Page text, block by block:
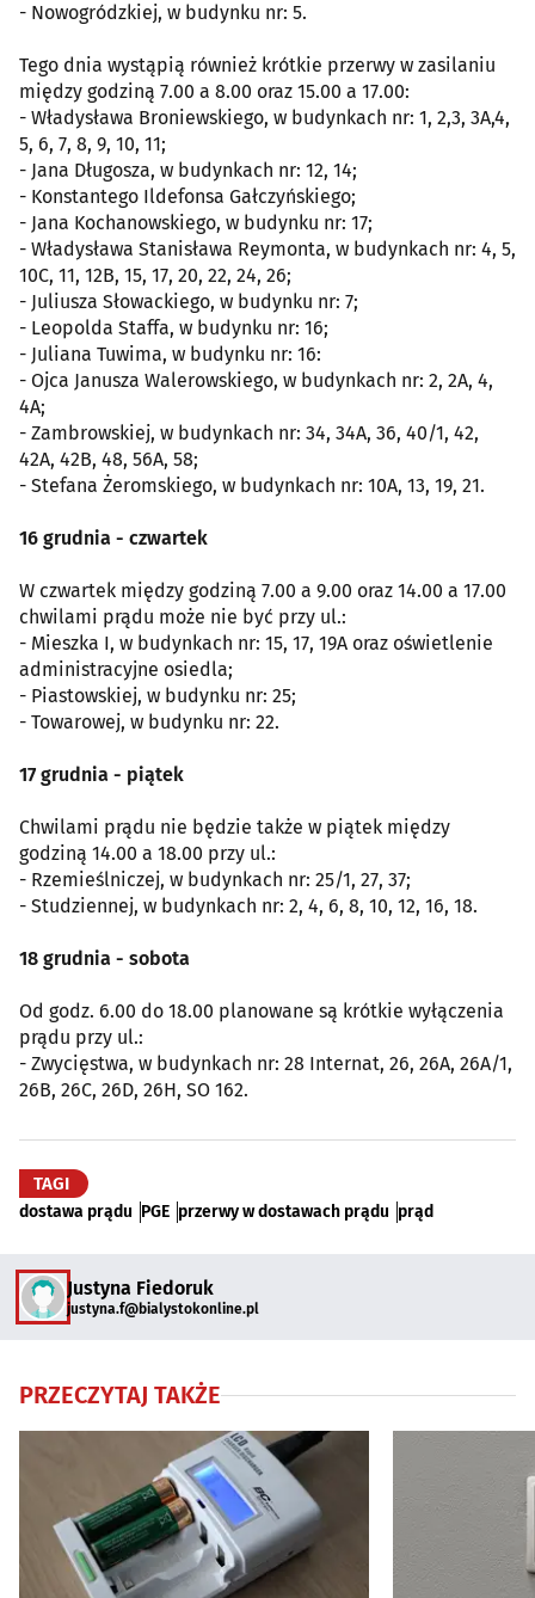
- Nowogródzkiej, w budynku nr: 5.
Tego dnia wystąpią również krótkie przerwy w zasilaniu
między godziną 7.00 a 8.00 oraz 15.00 a 17.00:
- Władysława Broniewskiego, w budynkach nr: 1, 2,3, 3A,4,
5, 6, 7, 8, 9, 10, 11;
- Jana Długosza, w budynkach nr: 12, 14;
- Konstantego Ildefonsa Gałczyńskiego;
- Jana Kochanowskiego, w budynku nr: 17;
- Władysława Stanisława Reymonta, w budynkach nr: 4, 5,
10C, 11, 12B, 15, 17, 20, 22, 24, 26;
- Juliusza Słowackiego, w budynku nr: 7;
- Leopolda Staffa, w budynku nr: 16;
- Juliana Tuwima, w budynku nr: 16:
- Ojca Janusza Walerowskiego, w budynkach nr: 2, 2A, 4,
4A;
- Zambrowskiej, w budynkach nr: 34, 34A, 36, 40/1, 42,
42A, 42B, 48, 56A, 58;
- Stefana Żeromskiego, w budynkach nr: 10A, 13, 19, 21.
16 grudnia - czwartek
W czwartek między godziną 7.00 a 9.00 oraz 14.00 a 17.00
chwilami prądu może nie być przy ul.:
- Mieszka I, w budynkach nr: 15, 17, 19A oraz oświetlenie
administracyjne osiedla;
- Piastowskiej, w budynku nr: 25;
- Towarowej, w budynku nr: 22.
17 grudnia - piątek
Chwilami prądu nie będzie także w piątek między
godziną 14.00 a 18.00 przy ul.:
- Rzemieślniczej, w budynkach nr: 25/1, 27, 37;
- Studziennej, w budynkach nr: 2, 4, 6, 8, 10, 12, 16, 18.
18 grudnia - sobota
Od godz. 6.00 do 18.00 planowane są krótkie wyłączenia
prądu przy ul.:
- Zwycięstwa, w budynkach nr: 28 Internat, 26, 26A, 26A/1,
26B, 26C, 26D, 26H, SO 162.
TAGI
dostawa prądu PGE przerwy w dostawach prądu prąd
Justyna Fiedoruk
justyna.f@bialystokonline.pl
PRZECZYTAJ TAKŻE